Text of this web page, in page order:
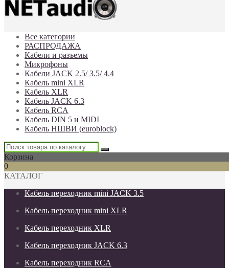
Все категории
РАСПРОДАЖА
Кабели и разъемы
Микрофоны
Кабели JACK 2.5/ 3.5/ 4.4
Кабель mini XLR
Кабель XLR
Кабель JACK 6.3
Кабель RCA
Кабель DIN 5 и MIDI
Кабель НШВИ (euroblock)
Корзина
0
КАТАЛОГ
Кабель переходник mini JACK 3.5
Кабель переходник mini XLR
Кабель переходник XLR
Кабель переходник JACK 6.3
Кабель переходник RCA